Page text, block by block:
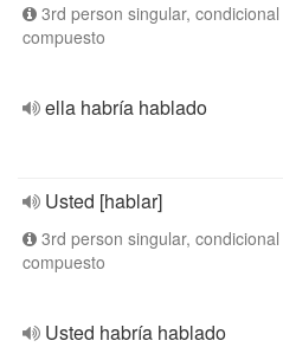
3rd person singular, condicional
compuesto
ella habría hablado
Usted [hablar]
3rd person singular, condicional
compuesto
Usted habría hablado